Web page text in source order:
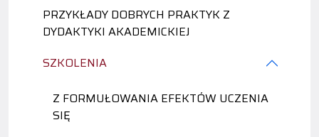
PRZYKŁADY DOBRYCH PRAKTYK Z
DYDAKTYKI AKADEMICKIEJ
SZKOLENIA
Z FORMUŁOWANIA EFEKTÓW UCZENIA
SIĘ